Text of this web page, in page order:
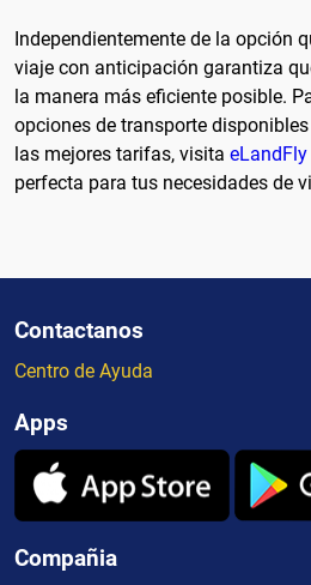
Independientemente de la opción
viaje con anticipación garantiza
la manera más eficiente posible.
opciones de transporte
las mejores tarifas, visita eLandFly
perfecta para tus necesidades de
Contactanos
Centro de Ayuda
Apps
Compañia